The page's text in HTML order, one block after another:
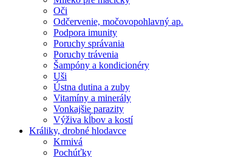
Oči
Odčervenie, močovopohlavný ap.
Podpora imunity
Poruchy správania
Poruchy trávenia
Šampóny a kondicionéry
Uši
Ústna dutina a zuby
Vitamíny a minerály
Vonkajšie parazity
Výživa kĺbov a kostí
Králiky, drobné hlodavce
Krmivá
Pochúťky